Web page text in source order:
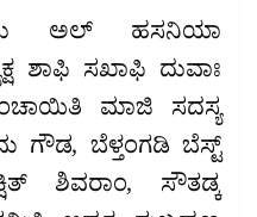
ಅಲ್ ಹಸನಿಯಾ
ಶಾಫಿ ಸಖಾಫಿ ದುವಾಃ
ಮಾಜಿ ಸದಸ್ಯ
ಗೌಡ, ಬೆಳ್ತಂಗಡಿ ಬೆಸ್ಟ್
ಶಿವರಾಂ, ಸೌತಡ್ಕ